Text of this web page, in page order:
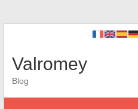
Valromey
Blog